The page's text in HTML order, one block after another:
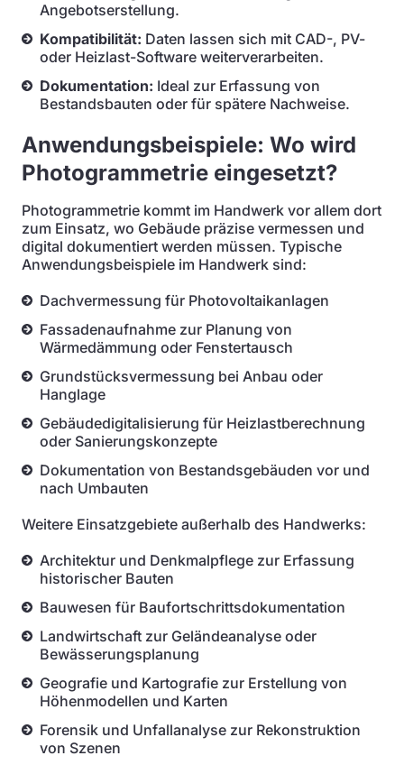
Angebotserstellung.
Kompatibilität: Daten lassen sich mit CAD-, PV-
oder Heizlast-Software weiterverarbeiten.
Dokumentation: Ideal zur Erfassung von
Bestandsbauten oder für spätere Nachweise.
Anwendungsbeispiele: Wo wird
Photogrammetrie eingesetzt?
Photogrammetrie kommt im Handwerk vor allem dort
zum Einsatz, wo Gebäude präzise vermessen und
digital dokumentiert werden müssen. Typische
Anwendungsbeispiele im Handwerk sind:
Dachvermessung für Photovoltaikanlagen
Fassadenaufnahme zur Planung von
Wärmedämmung oder Fenstertausch
Grundstücksvermessung bei Anbau oder
Hanglage
Gebäudedigitalisierung für Heizlastberechnung
oder Sanierungskonzepte
Dokumentation von Bestandsgebäuden vor und
nach Umbauten
Weitere Einsatzgebiete außerhalb des Handwerks:
Architektur und Denkmalpflege zur Erfassung
historischer Bauten
Bauwesen für Baufortschrittsdokumentation
Landwirtschaft zur Geländeanalyse oder
Bewässerungsplanung
Geografie und Kartografie zur Erstellung von
Höhenmodellen und Karten
Forensik und Unfallanalyse zur Rekonstruktion
von Szenen